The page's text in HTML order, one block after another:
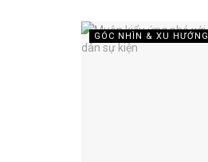
GÓC NHÌN & XU HƯỚNG